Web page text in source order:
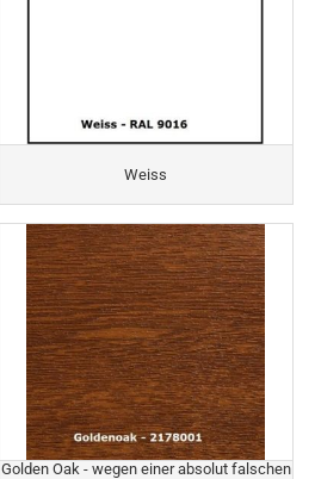
Weiss
Golden Oak - wegen einer absolut falschen